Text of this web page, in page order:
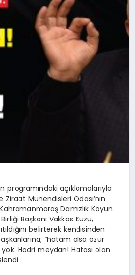
programındaki açıklamalarıyla
Mühendisleri Odası’nın
Damızlık Koyun
Başkanı Vakkas Kuzu,
belirterek kendisinden
“hatam olsa özür
Hodri meydan! Hatası olan